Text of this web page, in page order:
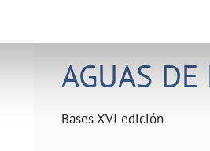
LAS GESTIONES
comunitarios
AGUAS
Bases XVI edición